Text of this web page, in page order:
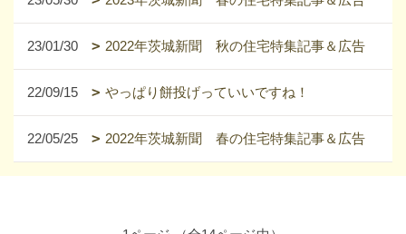
23/01/30 2022年茨城新聞 秋の住宅特集記事＆広告
22/09/15 やっぱり餅投げっていいですね！
22/05/25 2022年茨城新聞 春の住宅特集記事＆広告